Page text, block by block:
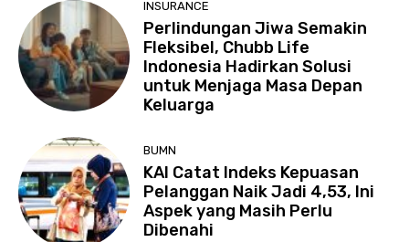
INSURANCE
Perlindungan Jiwa Semakin
Fleksibel, Chubb Life
Indonesia Hadirkan Solusi
untuk Menjaga Masa Depan
Keluarga
BUMN
KAI Catat Indeks Kepuasan
Pelanggan Naik Jadi 4,53, Ini
Aspek yang Masih Perlu
Dibenahi